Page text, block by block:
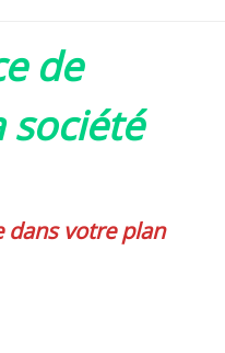
de
société
votre plan